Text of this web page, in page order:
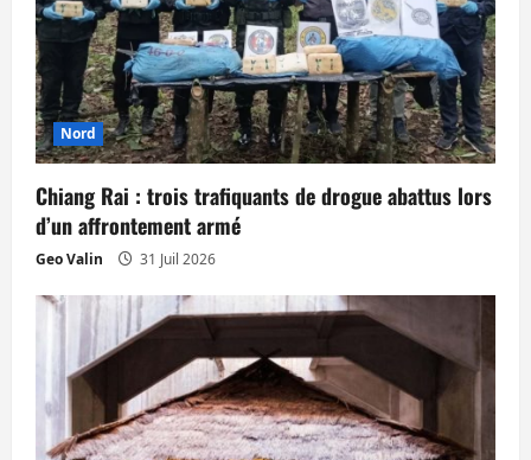
Nord
Chiang Rai : trois trafiquants de drogue abattus lors
d’un affrontement armé
Geo Valin 31 Juil 2026